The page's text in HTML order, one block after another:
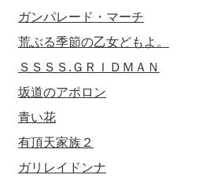
ガンパレード・マーチ
荒ぶる季節の乙女どもよ。
ＳＳＳＳ.ＧＲＩＤＭＡＮ
坂道のアポロン
青い花
有頂天家族２
ガリレイドンナ